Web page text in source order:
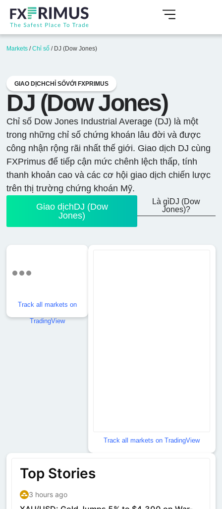
GIAO DỊCHCHỈ SỐVỚI FXPRIMUS
DJ (Dow Jones)
Chỉ số Dow Jones Industrial Average (DJ) là một
trong những chỉ số chứng khoán lâu đời và được
công nhận rộng rãi nhất thế giới. Giao dịch DJ cùng
FXPrimus để tiếp cận mức chênh lệch thấp, tính
thanh khoản cao và các cơ hội giao dịch chiến lược
trên thị trường chứng khoán Mỹ.
Giao dịchDJ (Dow
Jones)
Là gìDJ (Dow
Jones)?
Track all markets on
TradingView
Track all markets on TradingView
Markets /Chỉ số / DJ (Dow Jones)